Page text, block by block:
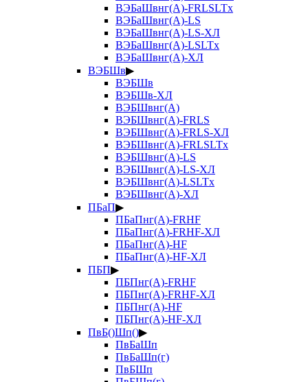
ВЭБаШвнг(А)-FRLSLTx
ВЭБаШвнг(А)-LS
ВЭБаШвнг(А)-LS-ХЛ
ВЭБаШвнг(А)-LSLTx
ВЭБаШвнг(А)-ХЛ
ВЭБШв▶
ВЭБШв
ВЭБШв-ХЛ
ВЭБШвнг(А)
ВЭБШвнг(А)-FRLS
ВЭБШвнг(А)-FRLS-ХЛ
ВЭБШвнг(А)-FRLSLTx
ВЭБШвнг(А)-LS
ВЭБШвнг(А)-LS-ХЛ
ВЭБШвнг(А)-LSLTx
ВЭБШвнг(А)-ХЛ
ПБаП▶
ПБаПнг(А)-FRHF
ПБаПнг(А)-FRHF-ХЛ
ПБаПнг(А)-HF
ПБаПнг(А)-HF-ХЛ
ПБП▶
ПБПнг(А)-FRHF
ПБПнг(А)-FRHF-ХЛ
ПБПнг(А)-HF
ПБПнг(А)-HF-ХЛ
ПвБ()Шп()▶
ПвБаШп
ПвБаШп(г)
ПвБШп